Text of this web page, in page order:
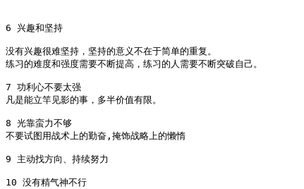
6 兴趣和坚持
没有兴趣很难坚持，坚持的意义不在于简单的重复。
练习的难度和强度需要不断提高，练习的人需要不断突破自己。
7 功利心不要太强
凡是能立竿见影的事，多半价值有限。
8 光靠蛮力不够
不要试图用战术上的勤奋,掩饰战略上的懒惰
9 主动找方向、持续努力
10 没有精气神不行